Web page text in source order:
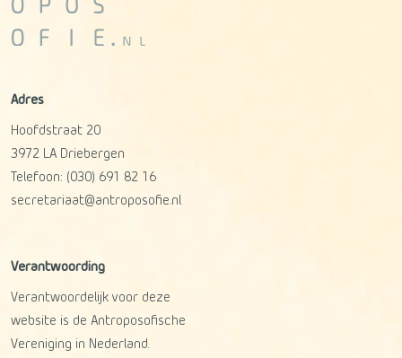
Adres
Hoofdstraat 20
3972 LA
Driebergen
Telefoon: (030) 691 82 16
secretariaat@antroposofie.nl
Verantwoording
Verantwoordelijk voor deze
website is de Antroposofische
Vereniging in Nederland.